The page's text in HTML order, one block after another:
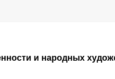
и народных